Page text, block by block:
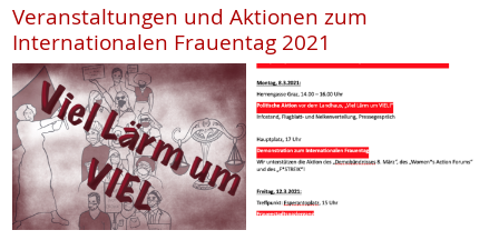
Veranstaltungen und Aktionen zum
Internationalen Frauentag 2021